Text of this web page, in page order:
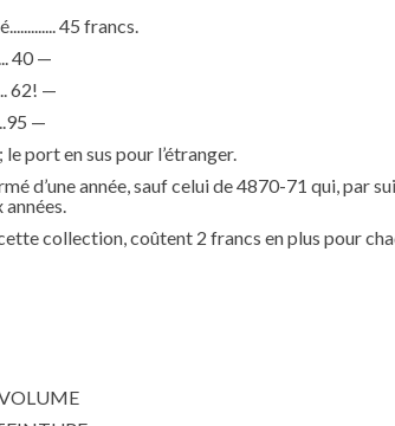
45 francs.
40 —
62! —
—
port en sus pour l’étranger.
d’une année, sauf celui de 4870-71 qui, par
collection, coûtent 2 francs en plus pour